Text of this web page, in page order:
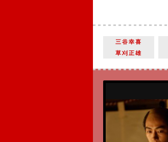
三谷幸喜
草刈正雄